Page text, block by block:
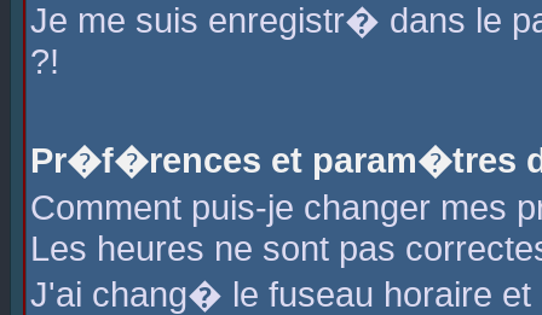
Je me suis enregistr� dans le
?!
Pr�f�rences et param�tres
Comment puis-je changer mes
Les heures ne sont pas
J'ai chang� le fuseau horaire